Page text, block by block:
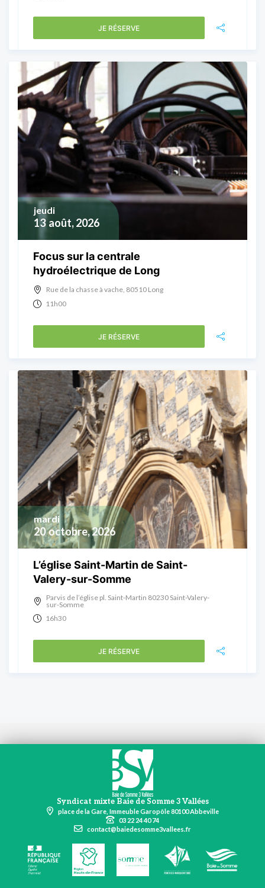
JE RÉSERVE
13 août, 2026
jeudi
Focus sur la centrale
hydroélectrique de Long
Rue de la chasse à vache, 80510 Long
11h00
JE RÉSERVE
20 octobre, 2026
mardi
L’église Saint-Martin de Saint-
Valery-sur-Somme
Parvis de l’église pl. Saint-Martin 80230 Saint-Valery-
sur-Somme
16h30
JE RÉSERVE
Syndicat mixte Baie de Somme 3 Vallées
place de la Gare, Immeuble Garopôle 80100 Abbeville
03 22 24 40 74
contact@baiedesomme3vallees.fr